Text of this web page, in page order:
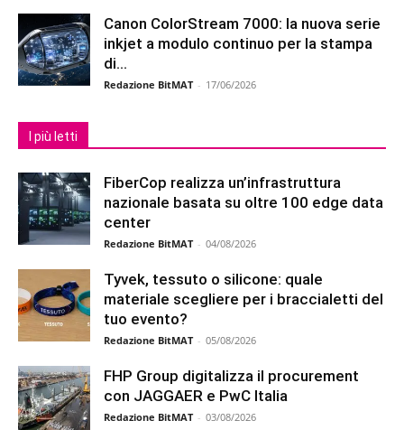
Canon ColorStream 7000: la nuova serie
inkjet a modulo continuo per la stampa
di...
Redazione BitMAT - 17/06/2026
I più letti
FiberCop realizza un’infrastruttura
nazionale basata su oltre 100 edge data
center
Redazione BitMAT - 04/08/2026
Tyvek, tessuto o silicone: quale
materiale scegliere per i braccialetti del
tuo evento?
Redazione BitMAT - 05/08/2026
FHP Group digitalizza il procurement
con JAGGAER e PwC Italia
Redazione BitMAT - 03/08/2026